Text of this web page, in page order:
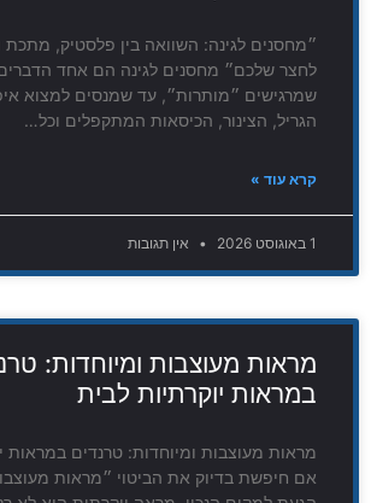
״מחסנים לגינה: השוואה בין פלסטיק,
לחצר שלכם״ מחסנים לגינה הם אחד
שמרגישים ״מותרות״, עד שמנסים למצוא
הגריל, הצינור, הכיסאות המתקפלים וכל…
קרא עוד »
1 באוגוסט 2026 אין תגובות
מראות מעוצבות ומיוחדות:
במראות יוקרתיות לבית
מראות מעוצבות ומיוחדות: טרנדים במראות
אם חיפשת בדיוק את הביטוי ״מראות